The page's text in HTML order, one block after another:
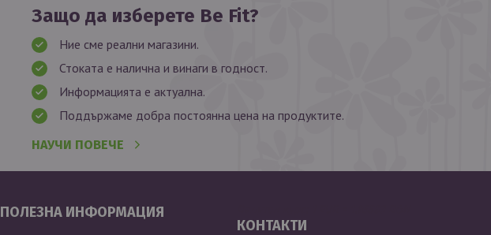
Защо да изберете Be Fit?
Ние сме реални магазини.
Стоката е налична и винаги в годност.
Информацията е актуална.
Поддържаме добра постоянна цена на продуктите.
НАУЧИ ПОВЕЧЕ
ПОЛЕЗНА ИНФОРМАЦИЯ
КОНТАКТИ